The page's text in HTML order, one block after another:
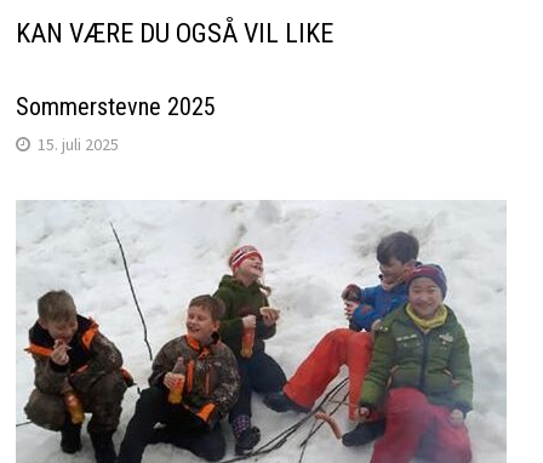
KAN VÆRE DU OGSÅ VIL LIKE
Sommerstevne 2025
15. juli 2025